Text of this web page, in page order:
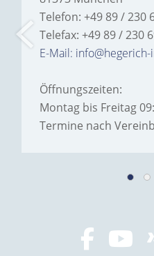
Telefon: +49 89 / 230
Telefax: +49 89 / 230
E-Mail:
Öffnungszeiten:
Montag bis Freitag
Termine nach